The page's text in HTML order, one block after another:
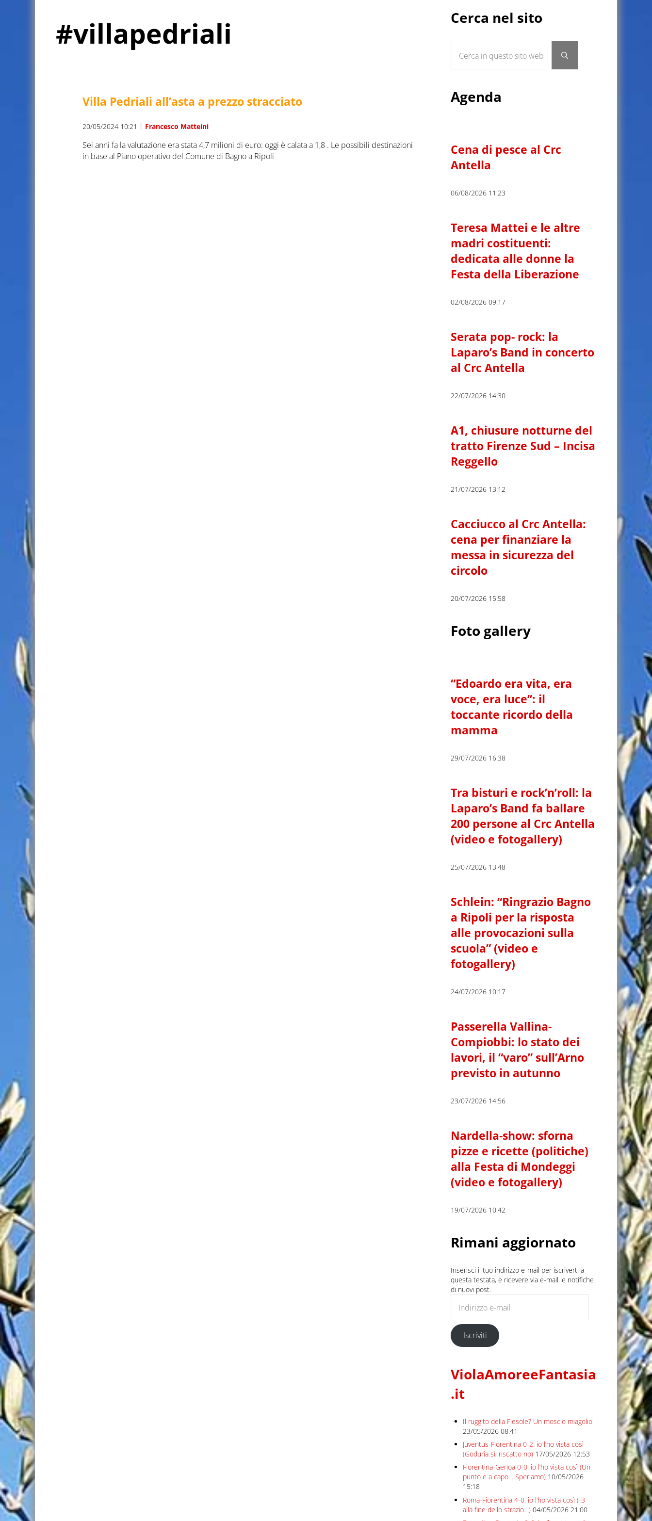
#villapedriali
Villa Pedriali all’asta a prezzo stracciato
20/05/2024 10:21 | Francesco Matteini
Sei anni fa la valutazione era stata 4,7 milioni di euro: oggi è calata a 1,8 . Le possibili destinazioni
in base al Piano operativo del Comune di Bagno a Ripoli
Cerca nel sito
Submit search
Agenda
Cena di pesce al Crc
Antella
06/08/2026 11:23
Teresa Mattei e le altre
madri costituenti:
dedicata alle donne la
Festa della Liberazione
02/08/2026 09:17
Serata pop- rock: la
Laparo’s Band in concerto
al Crc Antella
22/07/2026 14:30
A1, chiusure notturne del
tratto Firenze Sud – Incisa
Reggello
21/07/2026 13:12
Cacciucco al Crc Antella:
cena per finanziare la
messa in sicurezza del
circolo
20/07/2026 15:58
Foto gallery
“Edoardo era vita, era
voce, era luce”: il
toccante ricordo della
mamma
29/07/2026 16:38
Tra bisturi e rock’n’roll: la
Laparo’s Band fa ballare
200 persone al Crc Antella
(video e fotogallery)
25/07/2026 13:48
Schlein: “Ringrazio Bagno
a Ripoli per la risposta
alle provocazioni sulla
scuola” (video e
fotogallery)
24/07/2026 10:17
Passerella Vallina-
Compiobbi: lo stato dei
lavori, il “varo” sull’Arno
previsto in autunno
23/07/2026 14:56
Nardella-show: sforna
pizze e ricette (politiche)
alla Festa di Mondeggi
(video e fotogallery)
19/07/2026 10:42
Rimani aggiornato
Inserisci il tuo indirizzo e-mail per iscriverti a
questa testata, e ricevere via e-mail le notifiche
di nuovi post.
Iscriviti
ViolaAmoreeFantasia
.it
Il ruggito della Fiesole? Un moscio miagolio
23/05/2026 08:41
Juventus-Fiorentina 0-2: io l’ho vista così
(Goduria sì, riscatto no) 17/05/2026 12:53
Fiorentina-Genoa 0-0: io l’ho vista così (Un
punto e a capo… Speriamo) 10/05/2026
15:18
Roma-Fiorentina 4-0: io l’ho vista così (-3
alla fine dello strazio…) 04/05/2026 21:00